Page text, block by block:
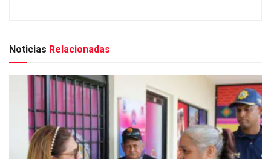
Noticias Relacionadas